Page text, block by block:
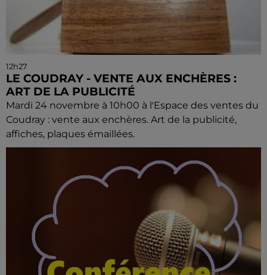
12h27
LE COUDRAY - VENTE AUX ENCHÈRES :
ART DE LA PUBLICITÉ
Mardi 24 novembre à 10h00 à l'Espace des ventes du
Coudray : vente aux enchères. Art de la publicité,
affiches, plaques émaillées.